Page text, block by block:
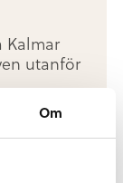
Om
Kalmar
utanför